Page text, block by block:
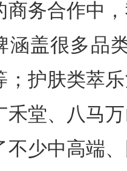
商务合作中
涵盖很多品
；护肤类萃
禾堂、八马
不少中高端